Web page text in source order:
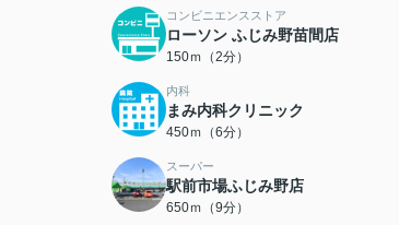
コンビニエンスストア
ローソン ふじみ野苗間店
150ｍ（2分）
内科
まみ内科クリニック
450ｍ（6分）
スーパー
駅前市場ふじみ野店
650ｍ（9分）